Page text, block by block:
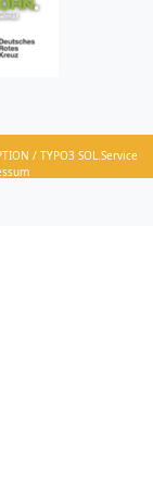
/ TYPO3 SOL.Service